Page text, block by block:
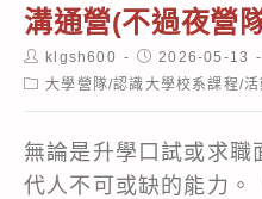
溝通營(不過夜營
Post
author:
klgsh600
Post
published:
2026-05-13
Post大學營隊/認識大學校系課程/活
無論是升學口試或求職
代人不可或缺的能力。